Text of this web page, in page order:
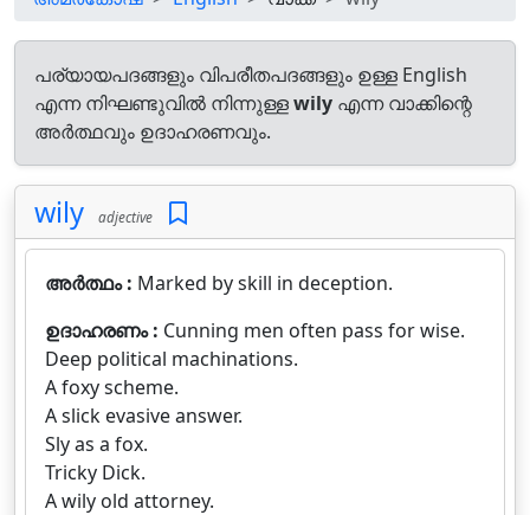
പര്യായപദങ്ങളും വിപരീതപദങ്ങളും ഉള്ള English
എന്ന നിഘണ്ടുവിൽ നിന്നുള്ളwily എന്ന വാക്കിന്റെ
അർത്ഥവും ഉദാഹരണവും.
wily adjective
അർത്ഥം : Marked by skill in deception.
ഉദാഹരണം : Cunning men often pass for wise.
Deep political machinations.
A foxy scheme.
A slick evasive answer.
Sly as a fox.
Tricky Dick.
A wily old attorney.